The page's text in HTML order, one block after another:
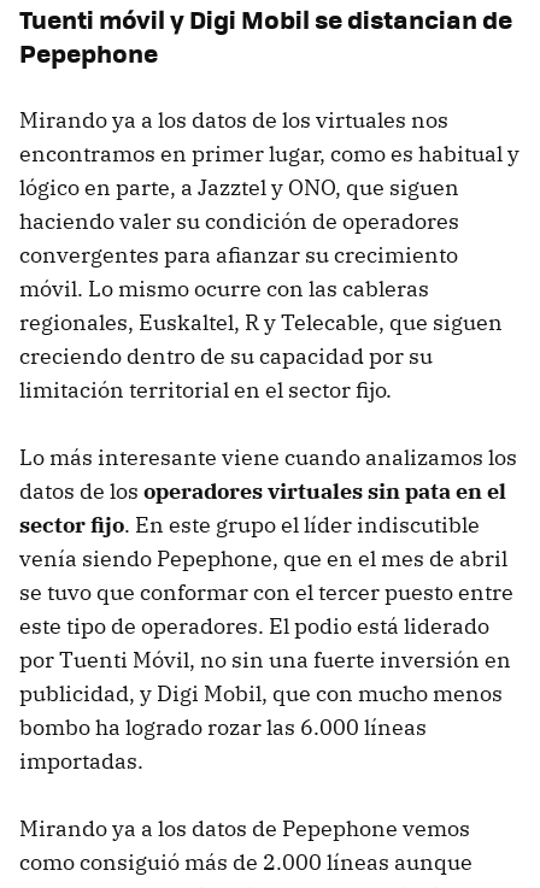
Tuenti móvil y Digi Mobil se distancian de
Pepephone
Mirando ya a los datos de los virtuales nos
encontramos en primer lugar, como es habitual y
lógico en parte, a Jazztel y ONO, que siguen
haciendo valer su condición de operadores
convergentes para afianzar su crecimiento
móvil. Lo mismo ocurre con las cableras
regionales, Euskaltel, R y Telecable, que siguen
creciendo dentro de su capacidad por su
limitación territorial en el sector fijo.
Lo más interesante viene cuando analizamos los
datos de los operadores virtuales sin pata en el
sector fijo. En este grupo el líder indiscutible
venía siendo Pepephone, que en el mes de abril
se tuvo que conformar con el tercer puesto entre
este tipo de operadores. El podio está liderado
por Tuenti Móvil, no sin una fuerte inversión en
publicidad, y Digi Mobil, que con mucho menos
bombo ha logrado rozar las 6.000 líneas
importadas.
Mirando ya a los datos de Pepephone vemos
como consiguió más de 2.000 líneas aunque